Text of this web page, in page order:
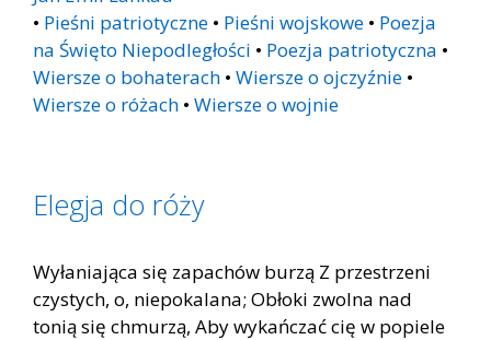
• Pieśni patriotyczne • Pieśni wojskowe • Poezja
na Święto Niepodległości • Poezja patriotyczna •
Wiersze o bohaterach • Wiersze o ojczyźnie •
Wiersze o różach • Wiersze o wojnie
Elegja do róży
Wyłaniająca się zapachów burzą Z przestrzeni
czystych, o, niepokalana; Obłoki zwolna nad
tonią się chmurzą, Aby wykańczać cię w popiele